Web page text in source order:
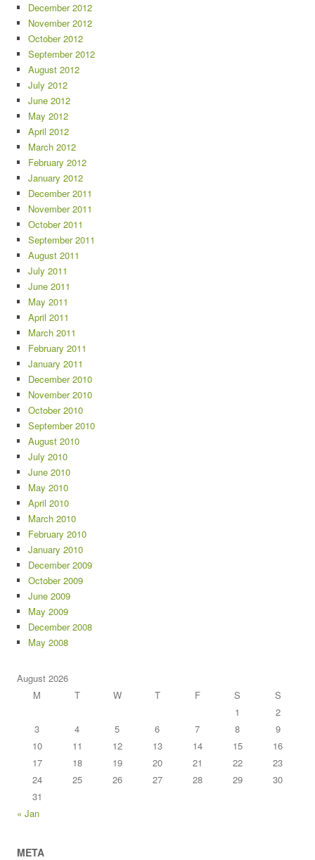
December 2012
November 2012
October 2012
September 2012
August 2012
July 2012
June 2012
May 2012
April 2012
March 2012
February 2012
January 2012
December 2011
November 2011
October 2011
September 2011
August 2011
July 2011
June 2011
May 2011
April 2011
March 2011
February 2011
January 2011
December 2010
November 2010
October 2010
September 2010
August 2010
July 2010
June 2010
May 2010
April 2010
March 2010
February 2010
January 2010
December 2009
October 2009
June 2009
May 2009
December 2008
May 2008
August 2026
M
T W T F S
S
1
2
3
4 5 6 7 8
9
10
11 12 13 14 15
16
17
18 19 20 21 22
23
24
25 26 27 28 29
30
31
« Jan
META